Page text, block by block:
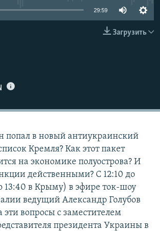
СУДЯТ?
КРЫМА
29:59
Загрузить
попал в новый антиукраинский
Кремля? Как этот пакет
на экономике полуострова? И
действенными? С 12:10 до
13:40 в Крыму) в эфире ток-шоу
ведущий Александр Голубов
вопросы с заместителем
президента Украины в